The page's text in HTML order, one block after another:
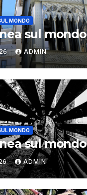
MONDO
sul mondo
ADMIN
MONDO
sul mondo
ADMIN